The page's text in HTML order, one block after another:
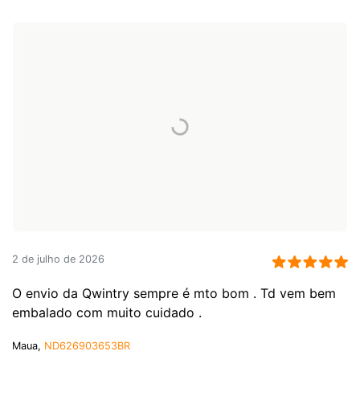
2 de julho de 2026
O envio da Qwintry sempre é mto bom . Td vem bem
embalado com muito cuidado .
Maua, ND626903653BR